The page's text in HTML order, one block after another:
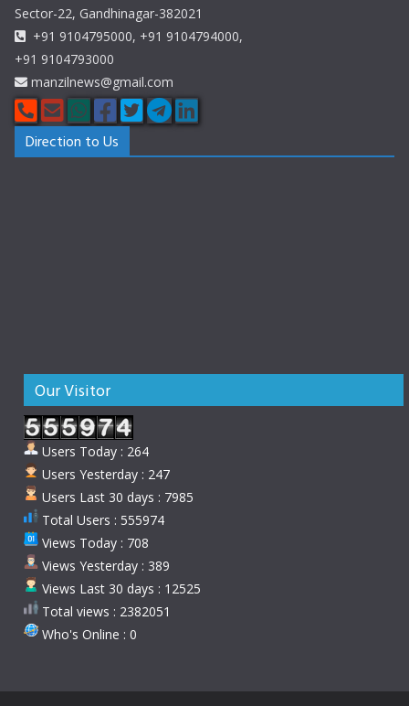
Sector-22, Gandhinagar-382021
+91 9104795000, +91 9104794000,
+91 9104793000
manzilnews@gmail.com
Direction to Us
Our Visitor
Users Today : 264
Users Yesterday : 247
Users Last 30 days : 7985
Total Users : 555974
Views Today : 708
Views Yesterday : 389
Views Last 30 days : 12525
Total views : 2382051
Who's Online : 0